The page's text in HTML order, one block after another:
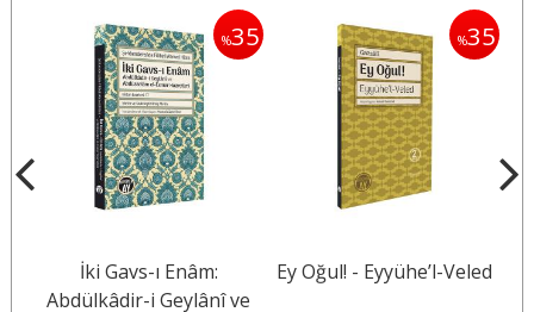
%35
İki Gavs-ı Enâm:
Abdülkâdir-i Geylânî ve
%35
Ey Oğul! - Eyyühe’l-Veled